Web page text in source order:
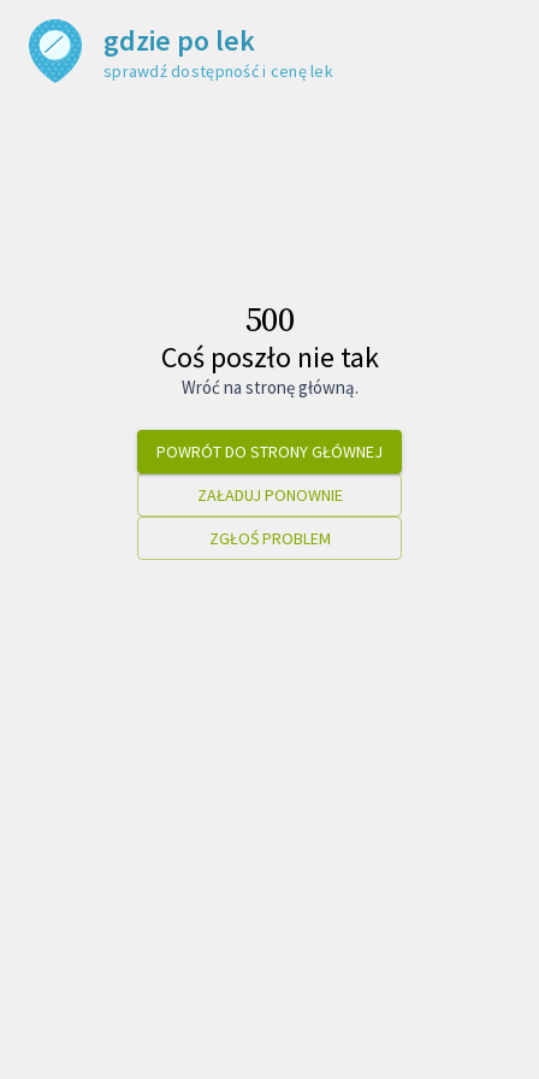
sprawdź dostępność i cenę leku
gdzie po lek
500
Coś poszło nie tak
Wróć na stronę główną.
POWRÓT DO STRONY GŁÓWNEJ
ZAŁADUJ PONOWNIE
ZGŁOŚ PROBLEM